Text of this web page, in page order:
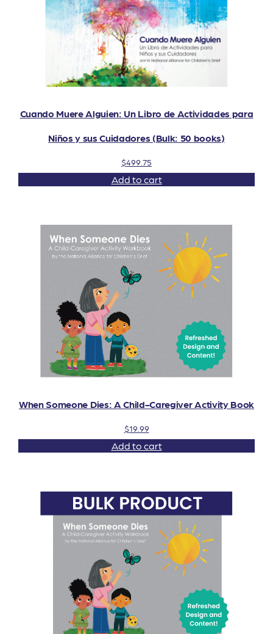
Cuando Muere Alguien: Un Libro de Actividades para
Niños y sus Cuidadores (Bulk: 50 books)
$499.75
Add to cart
When Someone Dies: A Child-Caregiver Activity Book
$19.99
Add to cart